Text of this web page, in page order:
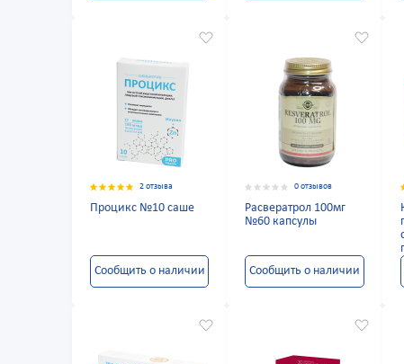
2 отзыва
Процикс №10 саше
Сообщить о наличии
0 отзывов
Расвератрол 100мг
№60 капсулы
Сообщить о наличии